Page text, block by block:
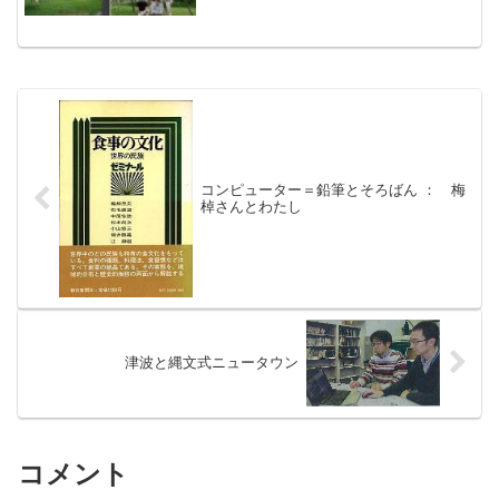
木）１０時～ と１３時半から「親子工
コンピューター＝鉛筆とそろばん ： 梅
棹さんとわたし
津波と縄文式ニュータウン
コメント